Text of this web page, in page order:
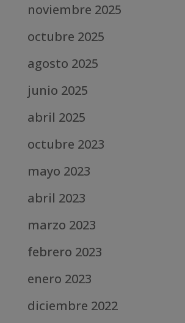
noviembre 2025
octubre 2025
agosto 2025
junio 2025
abril 2025
octubre 2023
mayo 2023
abril 2023
marzo 2023
febrero 2023
enero 2023
diciembre 2022